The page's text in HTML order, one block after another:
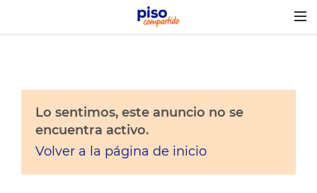
Lo sentimos, este anuncio no se
encuentra activo.
Volver a la página de inicio